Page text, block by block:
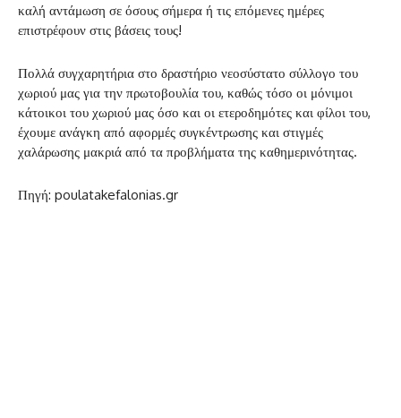
καλή αντάμωση σε όσους σήμερα ή τις επόμενες ημέρες
επιστρέφουν στις βάσεις τους!
Πολλά συγχαρητήρια στο δραστήριο νεοσύστατο σύλλογο του
χωριού μας για την πρωτοβουλία του, καθώς τόσο οι μόνιμοι
κάτοικοι του χωριού μας όσο και οι ετεροδημότες και φίλοι του,
έχουμε ανάγκη από αφορμές συγκέντρωσης και στιγμές
χαλάρωσης μακριά από τα προβλήματα της καθημερινότητας.
Πηγή: poulatakefalonias.gr